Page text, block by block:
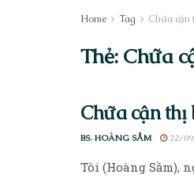
Home Tag Chữa cận
Thẻ: Chữa
Chữa cận thị
BS. HOÀNG SẦM 22/
Tôi (Hoàng Sầm),